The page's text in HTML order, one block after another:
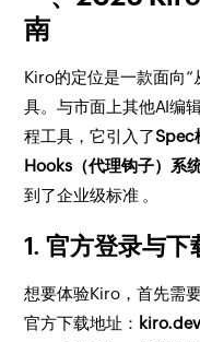
南
Kiro的定位是一款面向“
具。与市面上其他AI编
程工具，它引入了Spec
Hooks（代理钩子）系
到了企业级标准 。
1. 官方登录与下
想要体验Kiro，首先需
官方下载地址： kiro.dev